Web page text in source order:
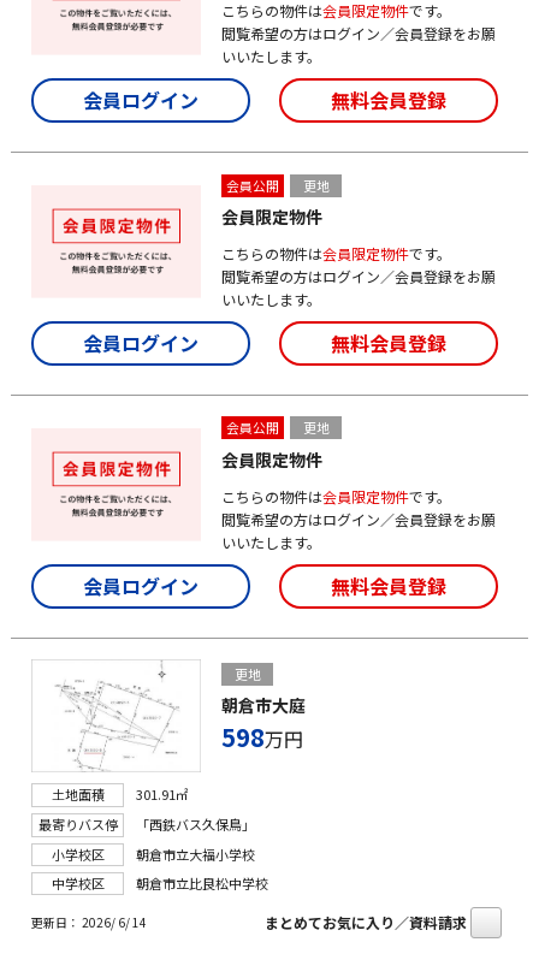
こちらの物件は会員限定物件です。
閲覧希望の方はログイン／会員登録をお願
いいたします。
会員ログイン 無料会員登録
会員公開 更地
会員限定物件
こちらの物件は会員限定物件です。
閲覧希望の方はログイン／会員登録をお願
いいたします。
会員ログイン 無料会員登録
会員公開 更地
会員限定物件
こちらの物件は会員限定物件です。
閲覧希望の方はログイン／会員登録をお願
いいたします。
会員ログイン 無料会員登録
更地
朝倉市大庭
598万円
土地面積
301.91㎡
最寄りバス停
「西鉄バス久保鳥」
小学校区
朝倉市立大福小学校
中学校区
朝倉市立比良松中学校
更新日： 2026/ 6/ 14 まとめてお気に入り／資料請求